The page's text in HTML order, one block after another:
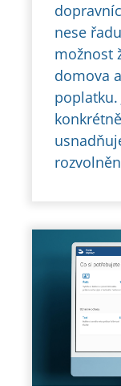
nese
možnost
domova
poplatku.